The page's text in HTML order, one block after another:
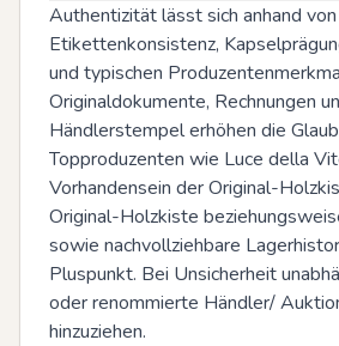
Authentizität lässt sich anhand von
Etikettenkonsistenz,
und typischen
Originaldokumente, Rechnungen
Händlerstempel erhöhen die
Topproduzenten wie Luce della
Vorhandensein der Original-
Original-Holzkiste
sowie nachvollziehbare
Pluspunkt. Bei Unsicherheit
oder renommierte Händler/
hinzuziehen.